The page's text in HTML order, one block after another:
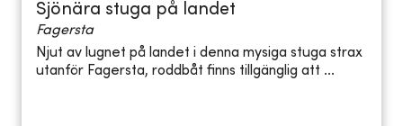
Sjönära stuga på landet
Fagersta
Njut av lugnet på landet i denna mysiga stuga strax
utanför Fagersta, roddbåt finns tillgänglig att ...